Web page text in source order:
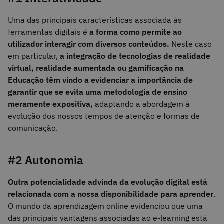
Uma das principais características associada às
ferramentas digitais é a forma como permite ao
utilizador interagir com diversos conteúdos. Neste caso
em particular, a integração de tecnologias de realidade
virtual, realidade aumentada ou gamificação na
Educação têm vindo a evidenciar a importância de
garantir que se evita uma metodologia de ensino
meramente expositiva, adaptando a abordagem à
evolução dos nossos tempos de atenção e formas de
comunicação.
#2 Autonomia
Outra potencialidade advinda da evolução digital está
relacionada com a nossa disponibilidade para aprender.
O mundo da aprendizagem online evidenciou que uma
das principais vantagens associadas ao e-learning está